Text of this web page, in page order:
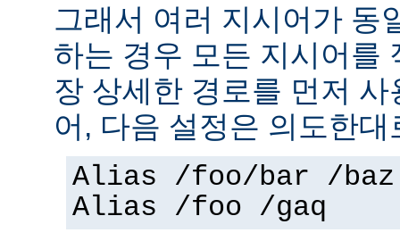
그래서 여러 지시어가 동
하는 경우 모든 지시어를
장 상세한 경로를 먼저
어, 다음 설정은 의도한
Alias /foo/bar /baz
Alias /foo /gaq